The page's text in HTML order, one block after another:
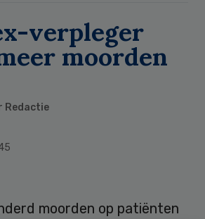
verpleger
moorden
Redactie
moorden op patiënten